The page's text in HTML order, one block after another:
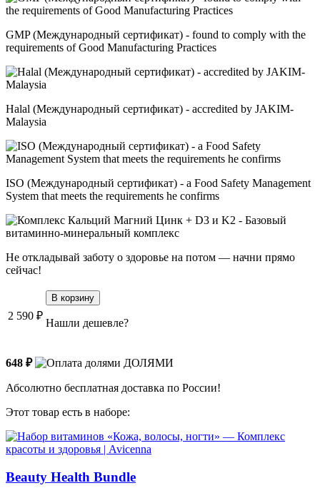
GMP (Международный сертификат) - found to comply with the
requirements of Good Manufacturing Practices
Halal (Международный сертификат) - accredited by JAKIM-
Malaysia
ISO (Международный сертификат) - a Food Safety Management
System that meets the requirements he confirms
Не откладывай заботу о здоровье на потом — начни прямо
сейчас!
2 590 ₽
Нашли дешевле?
648 ₽ ДОЛЯМИ
Абсолютно бесплатная доставка по России!
Этот товар есть в наборе:
Beauty Health Bundle